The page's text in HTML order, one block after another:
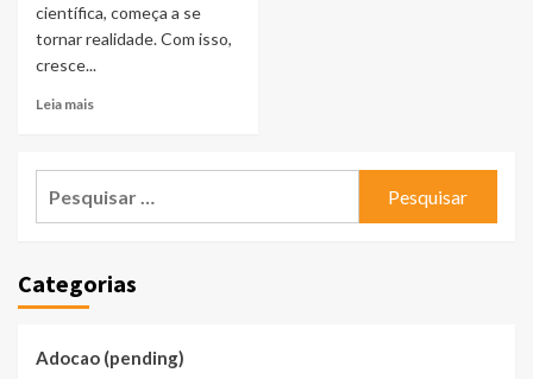
científica, começa a se
tornar realidade. Com isso,
cresce...
Leia mais
Categorias
Adocao (pending)